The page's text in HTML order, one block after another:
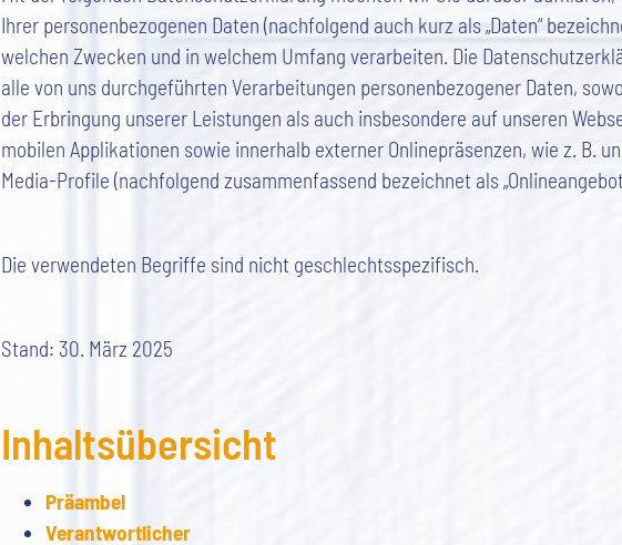
Ihrer personenbezogenen Daten (nachfolgend auch kurz als „Daten“
welchen Zwecken und in welchem Umfang verarbeiten. Die
alle von uns durchgeführten Verarbeitungen personenbezogener Daten,
der Erbringung unserer Leistungen als auch insbesondere auf unseren
mobilen Applikationen sowie innerhalb externer Onlinepräsenzen, wie z. B.
Media-Profile (nachfolgend zusammenfassend bezeichnet als
Die verwendeten Begriffe sind nicht geschlechtsspezifisch.
Stand: 30. März 2025
Inhaltsübersicht
Präambel
Verantwortlicher